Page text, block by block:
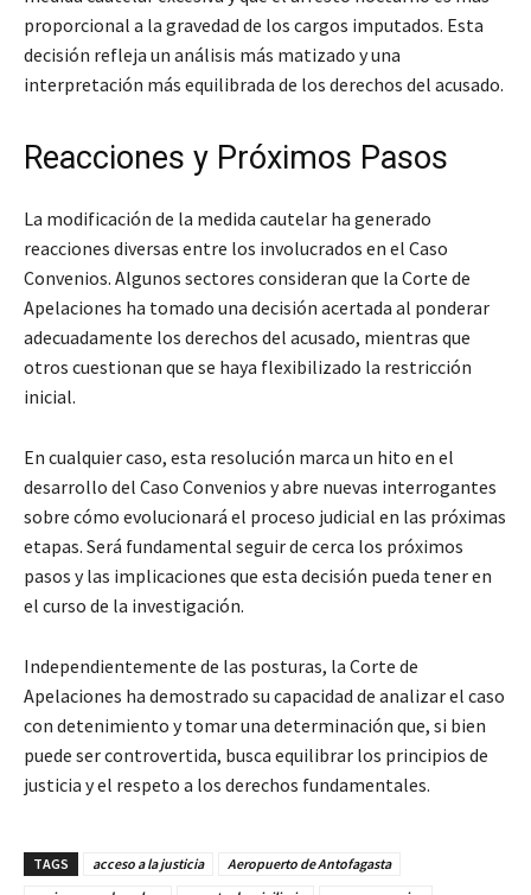
proporcional a la gravedad de los cargos imputados. Esta
decisión refleja un análisis más matizado y una
interpretación más equilibrada de los derechos del acusado.
Reacciones y Próximos Pasos
La modificación de la medida cautelar ha generado
reacciones diversas entre los involucrados en el Caso
Convenios. Algunos sectores consideran que la Corte de
Apelaciones ha tomado una decisión acertada al ponderar
adecuadamente los derechos del acusado, mientras que
otros cuestionan que se haya flexibilizado la restricción
inicial.
En cualquier caso, esta resolución marca un hito en el
desarrollo del Caso Convenios y abre nuevas interrogantes
sobre cómo evolucionará el proceso judicial en las próximas
etapas. Será fundamental seguir de cerca los próximos
pasos y las implicaciones que esta decisión pueda tener en
el curso de la investigación.
Independientemente de las posturas, la Corte de
Apelaciones ha demostrado su capacidad de analizar el caso
con detenimiento y tomar una determinación que, si bien
puede ser controvertida, busca equilibrar los principios de
justicia y el respeto a los derechos fundamentales.
TAGS acceso a la justicia
Aeropuerto de Antofagasta